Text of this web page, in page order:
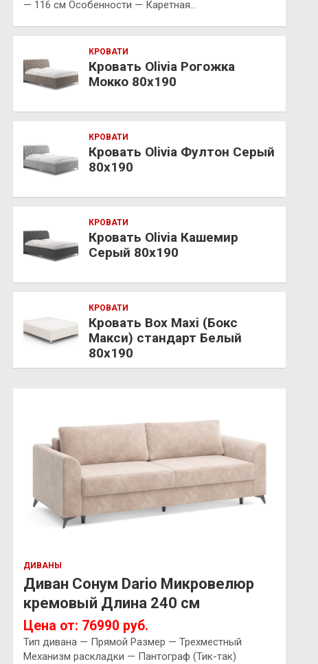
— 116 см Особенности — Каретная…
КРОВАТИ
Кровать Olivia Рогожка
Мокко 80х190
КРОВАТИ
Кровать Olivia Фултон Серый
80х190
КРОВАТИ
Кровать Olivia Кашемир
Серый 80х190
КРОВАТИ
Кровать Box Maxi (Бокс
Макси) стандарт Белый
80х190
ДИВАНЫ
Диван Сонум Dario Микровелюр
кремовый Длина 240 см
Цена от: 76990 руб.
Тип дивана — Прямой Размер — Трехместный
Механизм раскладки — Пантограф (Тик-так)